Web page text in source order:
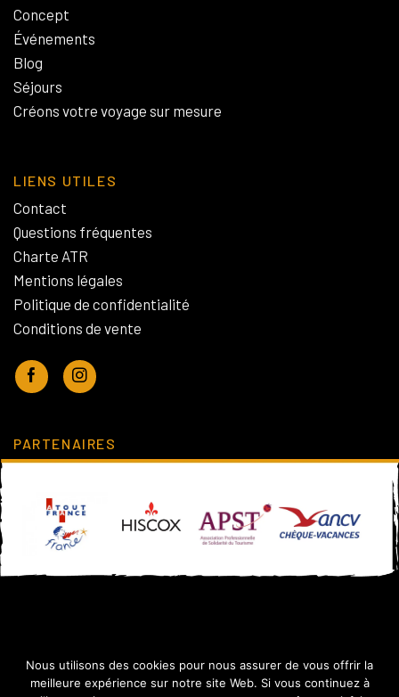
Concept
Événements
Blog
Séjours
Créons votre voyage sur mesure
LIENS UTILES
Contact
Questions fréquentes
Charte ATR
Mentions légales
Politique de confidentialité
Conditions de vente
PARTENAIRES
Nous utilisons des cookies pour nous assurer de vous offrir la
meilleure expérience sur notre site Web. Si vous continuez à